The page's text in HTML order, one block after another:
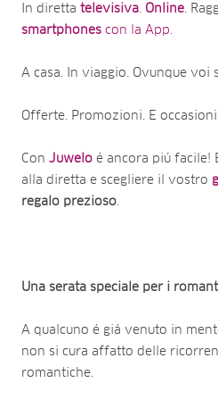
In diretta televisiva. Online.
smartphones con la App.
A casa. In viaggio. Ovunque voi
Offerte. Promozioni. E
Con Juwelo é ancora piú facile!
alla diretta e scegliere il vostro
regalo prezioso.
Una serata speciale per i
A qualcuno é giá venuto in
non si cura affatto delle
romantiche.